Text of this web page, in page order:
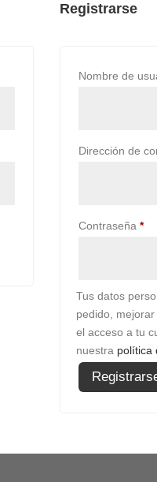
Registrarse
Nombre de
Dirección de
Contraseña *
Tus datos
pedido,
el acceso a tu
nuestra política